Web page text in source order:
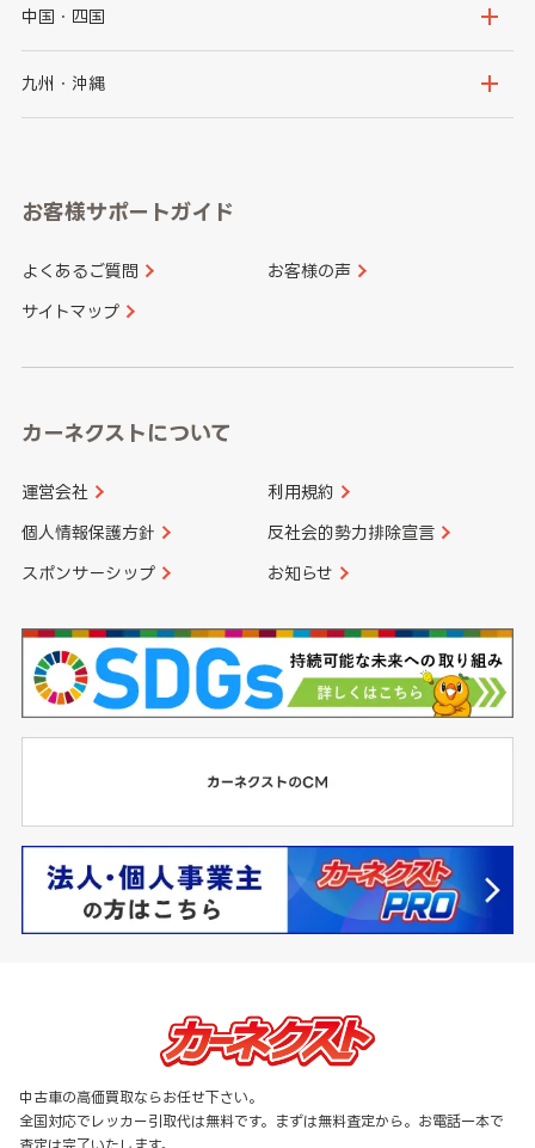
千葉県
石川県
山梨県
愛知県
大阪府
京都府
和歌山県
中国・四国
鳥取県
山口県
香川県 愛媛県
九州・沖縄
長崎県
大分県 宮崎県
お客様サポートガイド
よくあるご質問 お客様の声
サイトマップ
カーネクストについて
運営会社 利用規約
個人情報保護方針 反社会的勢力排除宣言
スポンサーシップ お知らせ
中古車の高価買取ならお任せ下さい。
全国対応でレッカー引取代は無料です。まずは無料査定から。お電話一本で
査定は完了いたします。